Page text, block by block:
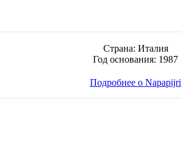
Страна: Италия
Год основания: 1987
Подробнее о Napapijri